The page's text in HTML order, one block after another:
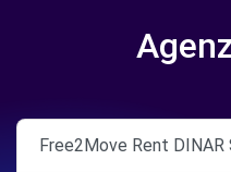
Free2Move Rent DINAR